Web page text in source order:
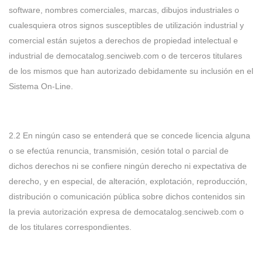
software, nombres comerciales, marcas, dibujos industriales o
cualesquiera otros signos susceptibles de utilización industrial y
comercial están sujetos a derechos de propiedad intelectual e
industrial de democatalog.senciweb.com o de terceros titulares
de los mismos que han autorizado debidamente su inclusión en el
Sistema On-Line.
2.2 En ningún caso se entenderá que se concede licencia alguna
o se efectúa renuncia, transmisión, cesión total o parcial de
dichos derechos ni se confiere ningún derecho ni expectativa de
derecho, y en especial, de alteración, explotación, reproducción,
distribución o comunicación pública sobre dichos contenidos sin
la previa autorización expresa de democatalog.senciweb.com o
de los titulares correspondientes.